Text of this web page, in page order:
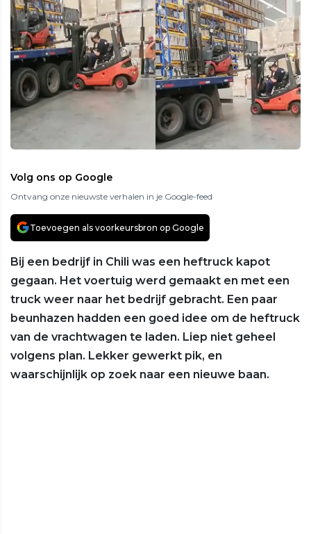
Volg ons op Google
Ontvang onze nieuwste verhalen in je Google-feed
Toevoegen als voorkeursbron op Google
Bij een bedrijf in Chili was een heftruck kapot
gegaan. Het voertuig werd gemaakt en met een
truck weer naar het bedrijf gebracht. Een paar
beunhazen hadden een goed idee om de heftruck
van de vrachtwagen te laden. Liep niet geheel
volgens plan. Lekker gewerkt pik, en
waarschijnlijk op zoek naar een nieuwe baan.